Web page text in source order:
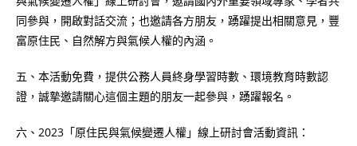
同參與，開啟對話交流；也邀請各方朋友，踴躍提出相關意見，豐
富原住民、自然解方與氣候人權的內涵。
五、本活動免費，提供公務人員終身學習時數、環境教育時數認
證，誠摯邀請關心這個主題的朋友一起參與，踴躍報名。
六、2023「原住民與氣候變遷人權」線上研討會活動資訊：